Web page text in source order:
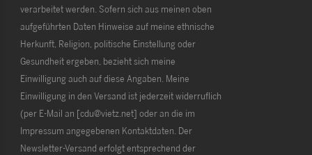
verarbeitet werden. Sofern sich aus meinen oben
aufgeführten Daten Hinweise auf meine ethnische
Herkunft, Religion, politische Einstellung oder
Gesundheit ergeben, bezieht sich meine
Einwilligung auch auf diese Angaben. Meine
Einwilligung in den Versand ist jederzeit widerruflich
(per E-Mail an [cdu@vietz.net] oder an die im
Impressum angegebenen Kontaktdaten. Der
Newsletter-Versand erfolgt entsprechend der